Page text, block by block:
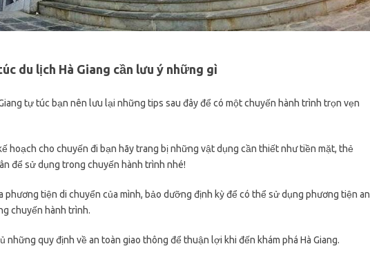
du lịch Hà Giang cần lưu ý những gì
tự túc bạn nên lưu lại những tips sau đây để có một chuyến hành trình trọn vẹn
hoạch cho chuyến đi bạn hãy trang bị những vật dụng cần thiết như tiền mặt, thẻ
để sử dụng trong chuyến hành trình nhé!
phương tiện di chuyển của mình, bảo dưỡng định kỳ để có thể sử dụng phương tiện an
chuyến hành trình.
những quy định về an toàn giao thông để thuận lợi khi đến khám phá Hà Giang.